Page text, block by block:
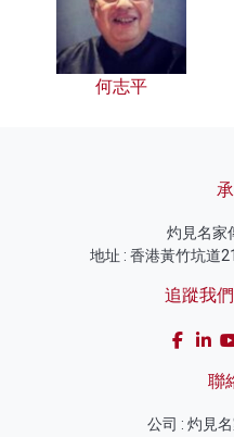
何志平
灼見名家
地址 : 香港黃竹坑道
追蹤我
聯
公司 : 灼見